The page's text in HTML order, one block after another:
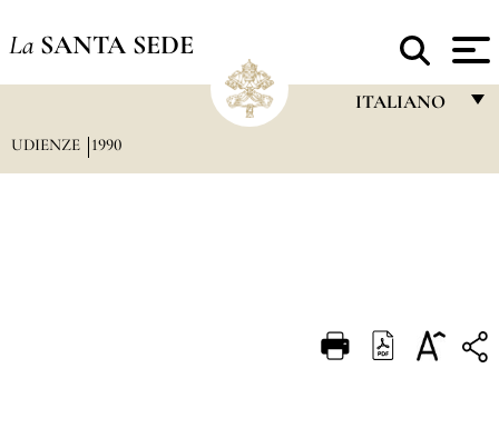
La SANTA SEDE
ITALIANO
DEUTSCH
UDIENZE 1990